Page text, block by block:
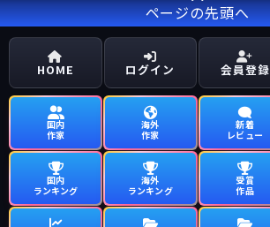
ページの先頭へ
HOME ログイン 会員登録
国内
作家
海外
作家
新着
レビュー
国内
ランキング
海外
ランキング
受賞
作品